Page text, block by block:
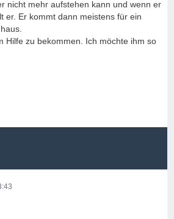
nicht mehr aufstehen kann und wenn er
er. Er kommt dann meistens für ein
Hilfe zu bekommen. Ich möchte ihm so